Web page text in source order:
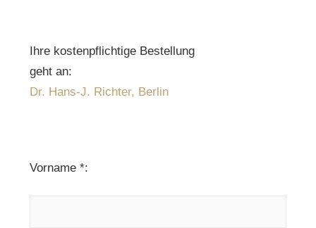
Ihre kostenpflichtige Bestellung
geht an:
Dr. Hans-J. Richter, Berlin
Vorname *: